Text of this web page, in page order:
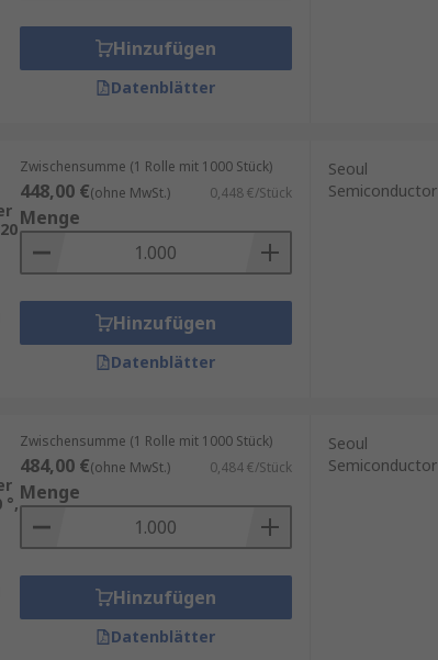
Hinzufügen
Datenblätter
Zwischensumme (1 Rolle mit 1000 Stück)
448,00 €(ohne MwSt.) 0,448 €/Stück
Menge
Hinzufügen
Datenblätter
Seoul
Semiconductor
°,
Zwischensumme (1 Rolle mit 1000 Stück)
484,00 €(ohne MwSt.) 0,484 €/Stück
Menge
Hinzufügen
Datenblätter
Seoul
Semiconductor